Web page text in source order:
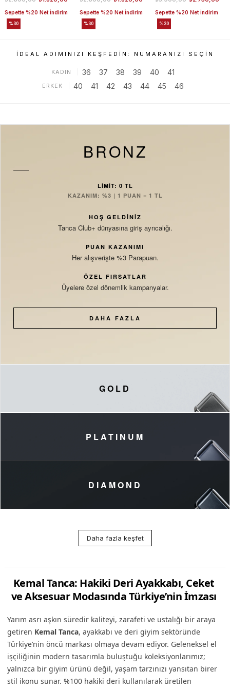
Sepette %20 Net İndirim
%30
Sepette %20 Net İndirim
%30
Sepette %20 Net İndirim
%30
İDEAL ADIMINIZI KEŞFEDIN: NUMARANIZI SEÇIN
KADIN 36 37 38 39 40 41
ERKEK 40 41 42 43 44 45 46
BRONZ
LİMİT: 0 TL
KAZANIM: %3 | 1 PUAN = 1 TL
HOŞ GELDİNİZ
Tanca Club+ dünyasına giriş ayrıcalığı.
PUAN KAZANIMI
Her alışverişte %3 Parapuan.
ÖZEL FIRSATLAR
Üyelere özel dönemlik kampanyalar.
DAHA FAZLA
GOLD
PLATINUM
DIAMOND
Daha fazla keşfet
Kemal Tanca: Hakiki Deri Ayakkabı, Ceket
ve Aksesuar Modasında Türkiye’nin İmzası
Yarım asrı aşkın süredir kaliteyi, zarafeti ve ustalığı bir araya
getiren Kemal Tanca, ayakkabı ve deri giyim sektöründe
Türkiye’nin öncü markası olmaya devam ediyor. Geleneksel el
işçiliğinin modern tasarımla buluştuğu koleksiyonlarımız;
yalnızca bir giyim ürünü değil, yaşam tarzınızı yansıtan birer
stil ikonu sunar. %100 hakiki deri kullanılarak üretilen